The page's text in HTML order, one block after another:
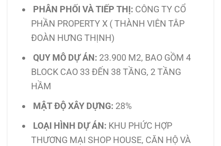
PHÂN PHỐI VÀ TIẾP THỊ: CÔNG TY CỔ
PHẦN PROPERTY X ( THÀNH VIÊN TÂP
ĐOÀN HƯNG THỊNH)
QUY MÔ DỰ ÁN: 23.900 M2, BAO GỒM 4
BLOCK CAO 33 ĐẾN 38 TẦNG, 2 TẦNG
HẦM
MẬT ĐỘ XÂY DỰNG: 28%
LOẠI HÌNH DỰ ÁN: KHU PHỨC HỢP
THƯƠNG MẠI SHOP HOUSE, CĂN HỘ VÀ